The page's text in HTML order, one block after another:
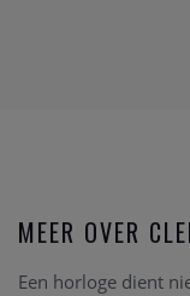
MEER OVER
Een horloge dient